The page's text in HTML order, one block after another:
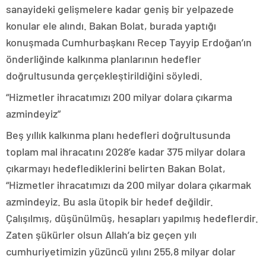
sanayideki gelişmelere kadar geniş bir yelpazede
konular ele alındı. Bakan Bolat, burada yaptığı
konuşmada Cumhurbaşkanı Recep Tayyip Erdoğan’ın
önderliğinde kalkınma planlarının hedefler
doğrultusunda gerçekleştirildiğini söyledi.
“Hizmetler ihracatımızı 200 milyar dolara çıkarma
azmindeyiz”
Beş yıllık kalkınma planı hedefleri doğrultusunda
toplam mal ihracatını 2028’e kadar 375 milyar dolara
çıkarmayı hedeflediklerini belirten Bakan Bolat,
“Hizmetler ihracatımızı da 200 milyar dolara çıkarmak
azmindeyiz. Bu asla ütopik bir hedef değildir.
Çalışılmış, düşünülmüş, hesapları yapılmış hedeflerdir.
Zaten şükürler olsun Allah’a biz geçen yılı
cumhuriyetimizin yüzüncü yılını 255,8 milyar dolar